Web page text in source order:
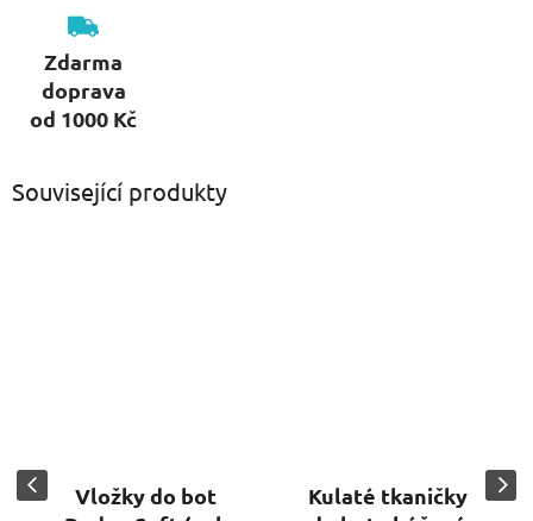
Zdarma
doprava
od 1000 Kč
Související produkty
Vložky do bot
Kulaté tkaničky